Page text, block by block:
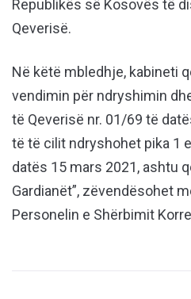
Republikës së Kosovës të
Qeverisë.
Në këtë mbledhje, kabineti
vendimin për ndryshimin
të Qeverisë nr. 01/69 të
të të cilit ndryshohet pika 1
datës 15 mars 2021, ashtu
Gardianët”, zëvendësohet
Personelin e Shërbimit